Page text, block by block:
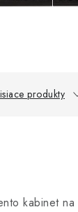
produkty
kabinet na